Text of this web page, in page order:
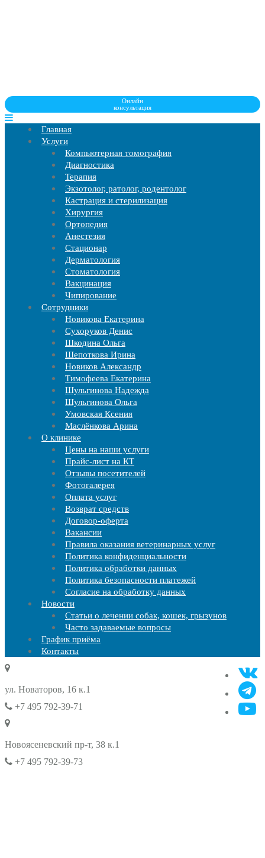
Онлайн
консультация
Главная
Услуги
Компьютерная томография
Диагностика
Терапия
Экзотолог, ратолог, родентолог
Кастрация и стерилизация
Хирургия
Ортопедия
Анестезия
Стационар
Дерматология
Стоматология
Вакцинация
Чипирование
Cотрудники
Новикова Екатерина
Сухоруков Денис
Шкодина Ольга
Шепоткова Ирина
Новиков Александр
Тимофеева Екатерина
Шульгинова Надежда
Шульгинова Ольга
Умовская Ксения
Маслёнкова Арина
О клинике
Цены на наши услуги
Прайс-лист на КТ
Отзывы посетителей
Фотогалерея
Оплата услуг
Возврат средств
Договор-оферта
Вакансии
Правила оказания ветеринарных услуг
Политика конфиденциальности
Политика обработки данных
Политика безопасности платежей
Согласие на обработку данных
Новости
Статьи о лечении собак, кошек, грызунов
Часто задаваемые вопросы
График приёма
Контакты
ул. Новаторов, 16 к.1
+7 495 792-39-71
Новоясеневский пр-т, 38 к.1
+7 495 792-39-73